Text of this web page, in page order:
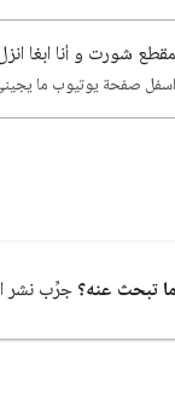
مقطع شورت و أنا ابغا
صفحة يوتيوب ما
تبحث عنه؟ جرِّب نشر